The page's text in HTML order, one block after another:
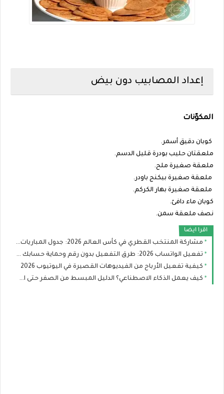
إعداد المصابيب دون بيض
المكوّنات
كوبان دقيق أسمر.
ملعقتان حليب بودرة قليل الدسم.
ملعقة صغيرة ملح.
ملعقة صغيرة بيكنج باودر.
ملعقة صغيرة بهار الكركم.
كوبان ماء دافئ.
نصف ملعقة سمن.
اقرا ايضا
مشاركة المنتخب القطري في كأس العالم 2026: جدول المباريات وفرص العنابي في التأهل
تفعيل الواتساب 2026: طرق التفعيل بدون رقم وحماية حسابك من الاختراق
كيفية تفعيل الأرباح من الفيديوهات القصيرة في اليوتيوب 2026
كيف يعمل الذكاء الاصطناعي؟ الدليل المبسط من الصفر حتى الاحتراف